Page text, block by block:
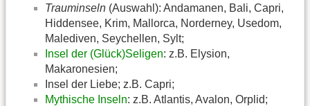
Trauminseln (Auswahl): Andamanen, Bali, Capri,
Hiddensee, Krim, Mallorca, Norderney, Usedom,
Malediven, Seychellen, Sylt;
Insel der (Glück)Seligen: z.B. Elysion,
Makaronesien;
Insel der Liebe; z.B. Capri;
Mythische Inseln: z.B. Atlantis, Avalon, Orplid;